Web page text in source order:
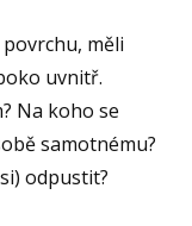
měli
uvnitř.
Na koho se
samotnému?
odpustit?